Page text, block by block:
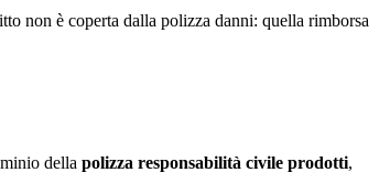
non è coperta dalla polizza danni: quella rimborsa
della polizza responsabilità civile prodotti,